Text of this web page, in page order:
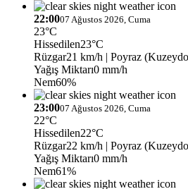
22:0007 Ağustos 2026, Cuma
23°C
Hissedilen23°C
Rüzgar21 km/h | Poyraz
Yağış Miktarı0 mm/h
Nem60%
23:0007 Ağustos 2026, Cuma
22°C
Hissedilen22°C
Rüzgar22 km/h | Poyraz
Yağış Miktarı0 mm/h
Nem61%